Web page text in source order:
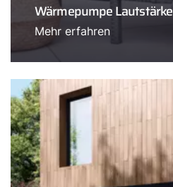
Wärmepumpe Lautstärke
Mehr erfahren